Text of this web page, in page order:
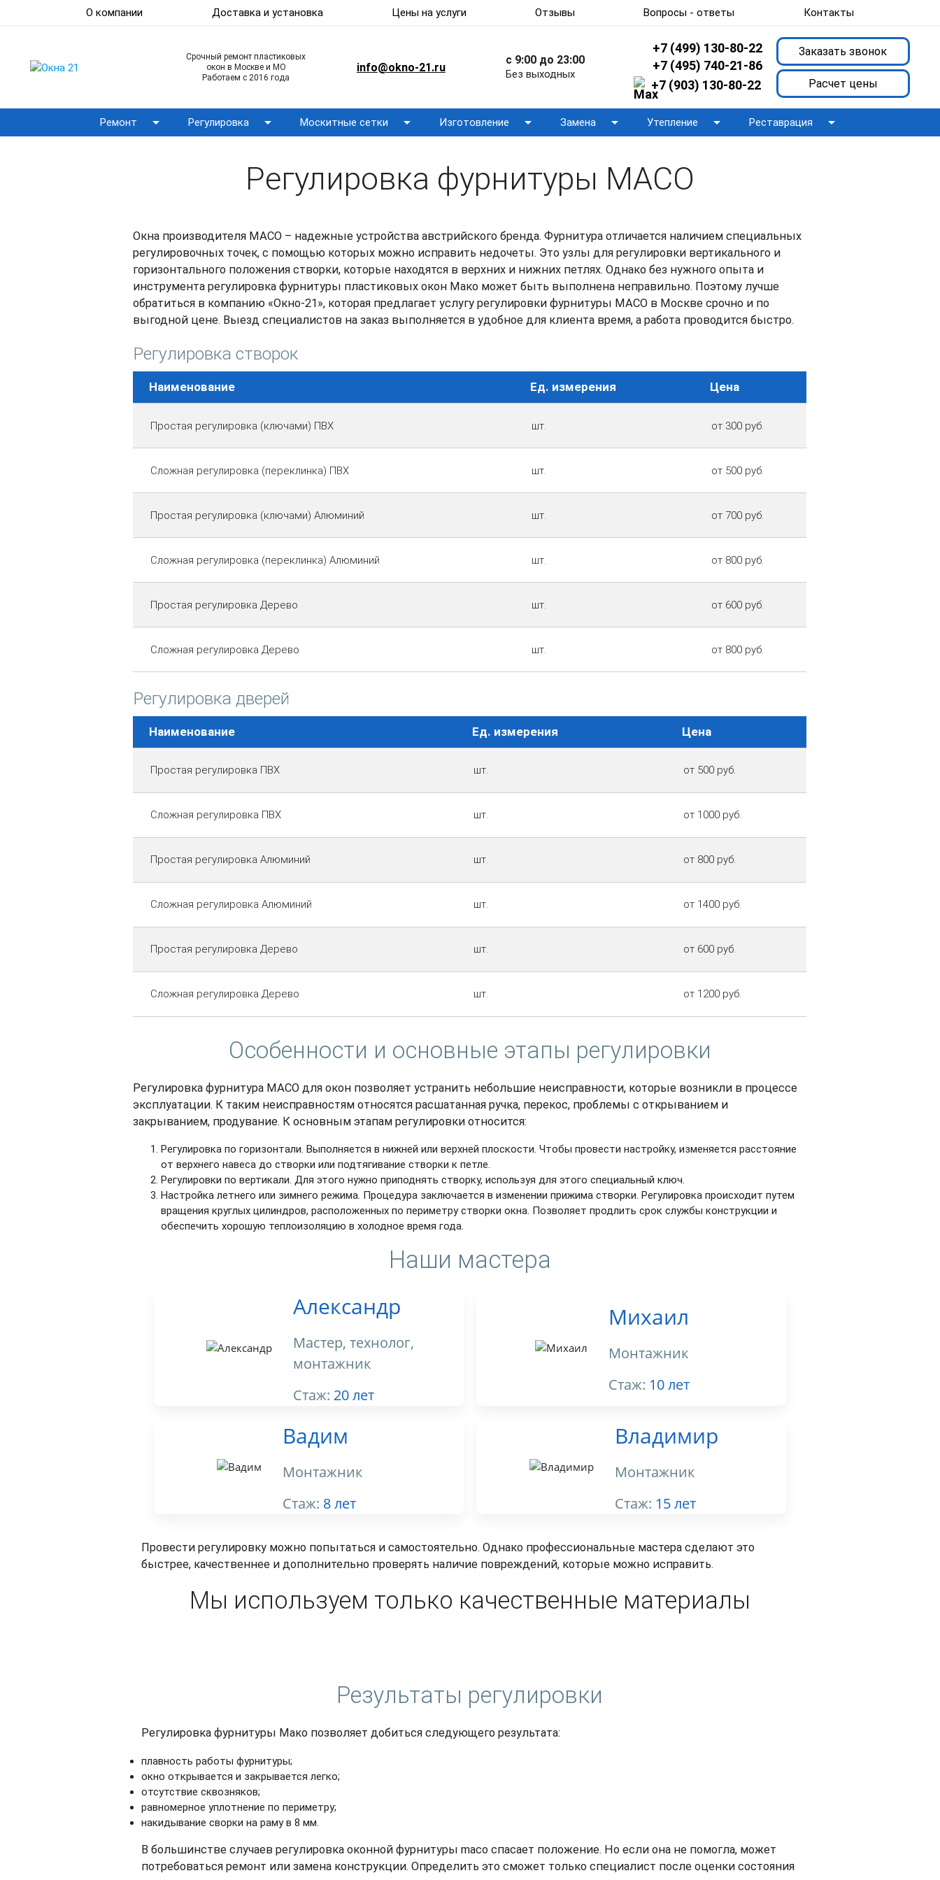
О компании Доставка и установка Цены на услуги Отзывы Вопросы - ответы Контакты
Срочный ремонт пластиковых
окон в Москве и МО
Работаем с 2016 года
info@okno-21.ru
с 9:00 до 23:00
Без выходных
+7 (499) 130-80-22
+7 (495) 740-21-86
+7 (903) 130-80-22
Заказать звонок
Расчет цены
Ремонт arrow_drop_down Регулировка arrow_drop_down Москитные сетки arrow_drop_down Изготовление arrow_drop_down Замена arrow_drop_down Утепление arrow_drop_down Реставрация arrow_drop_down
Регулировка фурнитуры MACO
Окна производителя MACO – надежные устройства австрийского бренда. Фурнитура отличается наличием специальных
регулировочных точек, с помощью которых можно исправить недочеты. Это узлы для регулировки вертикального и
горизонтального положения створки, которые находятся в верхних и нижних петлях. Однако без нужного опыта и
инструмента регулировка фурнитуры пластиковых окон Мако может быть выполнена неправильно. Поэтому лучше
обратиться в компанию «Окно-21», которая предлагает услугу регулировки фурнитуры MACO в Москве срочно и по
выгодной цене. Выезд специалистов на заказ выполняется в удобное для клиента время, а работа проводится быстро.
Регулировка створок
Наименование Ед. измерения Цена
Простая регулировка (ключами) ПВХ шт. от 300 руб.
Сложная регулировка (переклинка) ПВХ шт. от 500 руб.
Простая регулировка (ключами) Алюминий шт. от 700 руб.
Сложная регулировка (переклинка) Алюминий шт. от 800 руб.
Простая регулировка Дерево шт. от 600 руб.
Сложная регулировка Дерево шт. от 800 руб.
Регулировка дверей
Наименование Ед. измерения Цена
Простая регулировка ПВХ шт. от 500 руб.
Сложная регулировка ПВХ шт. от 1000 руб.
Простая регулировка Алюминий шт. от 800 руб.
Сложная регулировка Алюминий шт. от 1400 руб.
Простая регулировка Дерево шт. от 600 руб.
Сложная регулировка Дерево шт. от 1200 руб.
Особенности и основные этапы регулировки
Регулировка фурнитура MACO для окон позволяет устранить небольшие неисправности, которые возникли в процессе
эксплуатации. К таким неисправностям относятся расшатанная ручка, перекос, проблемы с открыванием и
закрыванием, продувание. К основным этапам регулировки относится:
Регулировка по горизонтали. Выполняется в нижней или верхней плоскости. Чтобы провести настройку, изменяется расстояние
от верхнего навеса до створки или подтягивание створки к петле.
Регулировки по вертикали. Для этого нужно приподнять створку, используя для этого специальный ключ.
Настройка летнего или зимнего режима. Процедура заключается в изменении прижима створки. Регулировка происходит путем
вращения круглых цилиндров, расположенных по периметру створки окна. Позволяет продлить срок службы конструкции и
обеспечить хорошую теплоизоляцию в холодное время года.
Наши мастера
Александр
Мастер, технолог,
монтажник
Стаж: 20 лет
Михаил
Монтажник
Стаж: 10 лет
Вадим
Монтажник
Стаж: 8 лет
Владимир
Монтажник
Стаж: 15 лет
Провести регулировку можно попытаться и самостоятельно. Однако профессиональные мастера сделают это
быстрее, качественнее и дополнительно проверять наличие повреждений, которые можно исправить.
Мы используем только качественные материалы
Результаты регулировки
Регулировка фурнитуры Мако позволяет добиться следующего результата:
плавность работы фурнитуры;
окно открывается и закрывается легко;
отсутствие сквозняков;
равномерное уплотнение по периметру;
накидывание сворки на раму в 8 мм.
В большинстве случаев регулировка оконной фурнитуры maco спасает положение. Но если она не помогла, может
потребоваться ремонт или замена конструкции. Определить это сможет только специалист после оценки состояния